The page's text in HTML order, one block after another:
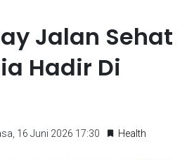
Jalan Sehat
Hadir Di
16 Juni 2026 17:30 Health